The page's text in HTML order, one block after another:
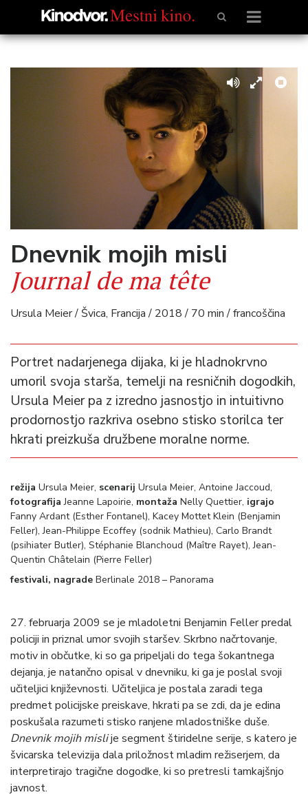
Dnevnik mojih misli
Journal de ma tête
Ursula Meier / Švica, Francija / 2018 / 70 min / francoščina
Portret nadarjenega dijaka, ki je hladnokrvno
umoril svoja starša, temelji na resničnih dogodkih,
Ursula Meier pa z izredno jasnostjo in intuitivno
prodornostjo razkriva osebno stisko storilca ter
hkrati preizkuša družbene moralne norme.
režija Ursula Meier, scenarij Ursula Meier, Antoine Jaccoud,
fotografijaJeanne Lapoirie, montaža Nelly Quettier, igrajo
Fanny Ardant (Esther Fontanel), Kacey Mottet Klein (Benjamin
Feller), Jean-Philippe Ecoffey (sodnik Mathieu), Carlo Brandt
(psihiater Butler), Stéphanie Blanchoud (Maître Rayet), Jean-
Quentin Châtelain (Pierre Feller)
festivali, nagrade Berlinale 2018 – Panorama
27. februarja 2009 se je mladoletni Benjamin Feller predal
policiji in priznal umor svojih staršev. Skrbno načrtovanje,
motiv in občutke, ki so ga pripeljali do tega šokantnega
dejanja, je natančno opisal v dnevniku, ki ga je poslal svoji
učiteljici književnosti. Učiteljica je postala zaradi tega
predmet policijske preiskave, hkrati pa se zdi, da je edina
poskušala razumeti stisko ranjene mladostniške duše.
Dnevnik mojih mislije segment štiridelne serije, s katero je
švicarska televizija dala priložnost mladim režiserjem, da
interpretirajo tragične dogodke, ki so pretresli tamkajšnjo
javnost.